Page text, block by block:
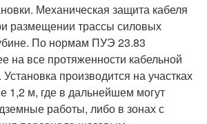
Механическая защита кабеля
размещении трассы силовых
По нормам ПУЭ 23.83
на все протяженности кабельной
производится на участках
1,2 м, где в дальнейшем могут
работы, либо в зонах с